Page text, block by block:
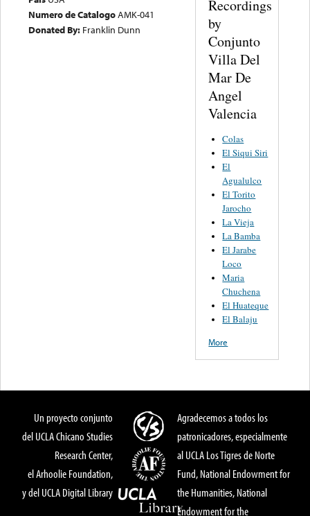
Numero de CatalogoAMK-041
Donated By: Franklin Dunn
Recordings
by
Conjunto
Villa Del
Mar De
Angel
Valencia
Colas
El Siqui Siri
El
Agualulco
El Torito
Jarocho
La Vieja
La Bamba
El Jarabe
Loco
Maria
Chuchena
El Huateque
El Balaju
More
Un proyecto conjunto
del UCLA Chicano Studies
Research Center,
el Arhoolie Foundation,
y del UCLA Digital Library
Agradecemos a todos los
patronicadores, especialmente
al UCLA Los Tigres de Norte
Fund, National Endowment for
the Humanities, National
Endowment for the